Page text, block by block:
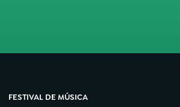
FESTIVAL DE MÚSICA